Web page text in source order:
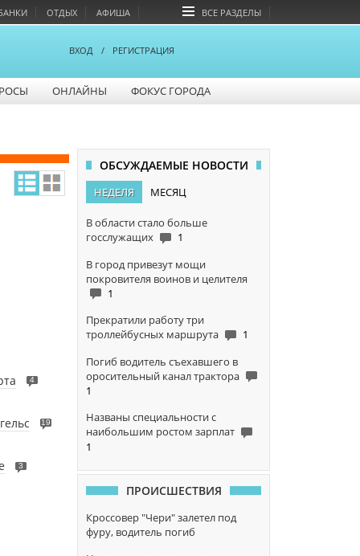
ОТДЫХ АФИША ВСЕ РАЗДЕЛЫ
ВХОД / РЕГИСТРАЦИЯ
ОНЛАЙНЫ ФОКУС ГОРОДА
4
19
3
ОБСУЖДАЕМЫЕ НОВОСТИ
НЕДЕЛЯ МЕСЯЦ
В области стало больше
госслужащих
1
В город привезут мощи
покровителя воинов и целителя
1
Прекратили работу три
троллейбусных маршрута
1
Погиб водитель съехавшего в
оросительный канал трактора
1
Названы специальности с
наибольшим ростом зарплат
1
ПРОИСШЕСТВИЯ
Кроссовер "Чери" залетел под
фуру, водитель погиб